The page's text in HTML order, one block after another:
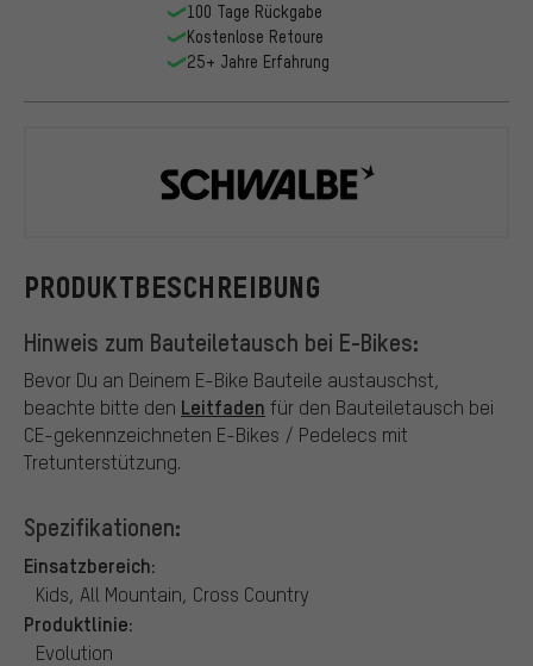
PRODUKTBESCHREIBUNG
Hinweis zum Bauteiletausch bei E-Bikes:
Bevor Du an Deinem E-Bike Bauteile austauschst,
beachte bitte den Leitfaden für den Bauteiletausch bei
CE-gekennzeichneten E-Bikes / Pedelecs mit
Tretunterstützung.
Spezifikationen:
Einsatzbereich:
Kids, All Mountain, Cross Country
Produktlinie:
Evolution
100 Tage Rückgabe
Kostenlose Retoure
25+ Jahre Erfahrung